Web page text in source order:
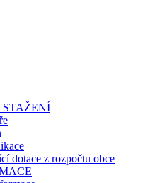
dotace z rozpočtu obce